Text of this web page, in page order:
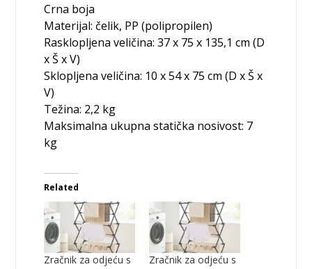
Crna boja
Materijal: čelik, PP (polipropilen)
Rasklopljena veličina: 37 x 75 x 135,1 cm (D
x Š x V)
Sklopljena veličina: 10 x 54 x 75 cm (D x Š x
V)
Težina: 2,2 kg
Maksimalna ukupna statička nosivost: 7
kg
Related
Zračnik za odjeću s
Zračnik za odjeću s